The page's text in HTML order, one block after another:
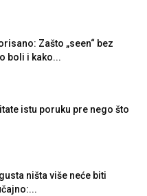
Zašto „seen“ bez
boli i kako...
istu poruku pre nego što
ništa više neće biti